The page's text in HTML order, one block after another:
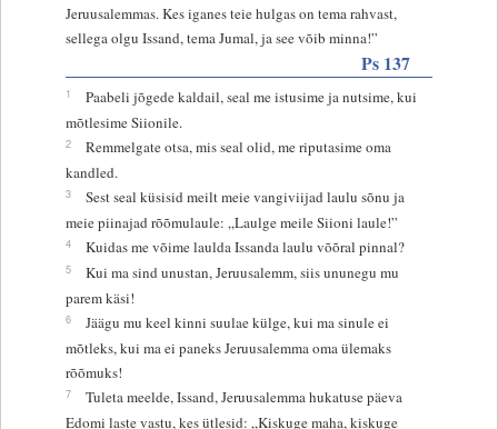
Jeruusalemmas. Kes iganes teie hulgas on tema rahvast,
sellega olgu Issand, tema Jumal, ja see võib minna!”
Ps 137
1
Paabeli jõgede kaldail, seal me istusime ja nutsime, kui
mõtlesime Siionile.
2
Remmelgate otsa, mis seal olid, me riputasime oma
kandled.
3
Sest seal küsisid meilt meie vangiviijad laulu sõnu ja
meie piinajad rõõmulaule: „Laulge meile Siioni laule!”
4 Kuidas me võime laulda Issanda laulu võõral pinnal?
5
Kui ma sind unustan, Jeruusalemm, siis ununegu mu
parem käsi!
6
Jäägu mu keel kinni suulae külge, kui ma sinule ei
mõtleks, kui ma ei paneks Jeruusalemma oma ülemaks
rõõmuks!
7
Tuleta meelde, Issand, Jeruusalemma hukatuse päeva
Edomi laste vastu, kes ütlesid: „Kiskuge maha, kiskuge